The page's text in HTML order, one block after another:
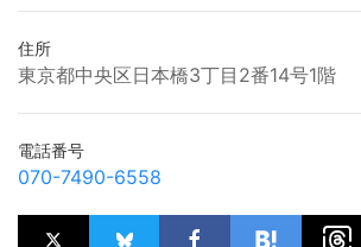
住所
東京都中央区日本橋3丁目2番14号1階
電話番号
070-7490-6558